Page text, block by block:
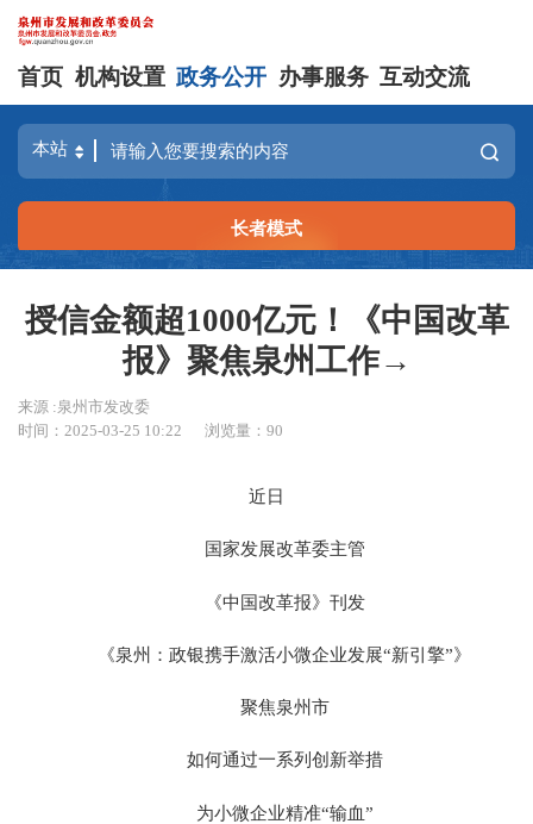
首页 机构设置 政务公开 办事服务 互动交流
长者模式
授信金额超1000亿元！《中国改革
报》聚焦泉州工作→
来源 :泉州市发改委
时间：2025-03-25 10:22
浏览量：90
近日
国家发展改革委主管
《中国改革报》刊发
《泉州：政银携手激活小微企业发展“新引擎”》
聚焦泉州市
如何通过一系列创新举措
为小微企业精准“输血”